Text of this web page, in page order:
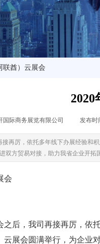
联酋）云展会
国际商务展览有限公司 发布时
再厉，依托多年线下办展经验和
双方贸易对接，助力我省企业开拓
会
，我司再接再厉，依
展会圆满举行，为企业